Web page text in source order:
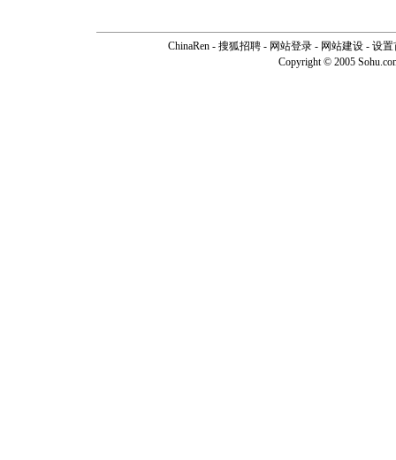
ChinaRen - 搜狐招聘 - 网站登录 - 网站建设 - 设置
Copyright © 2005